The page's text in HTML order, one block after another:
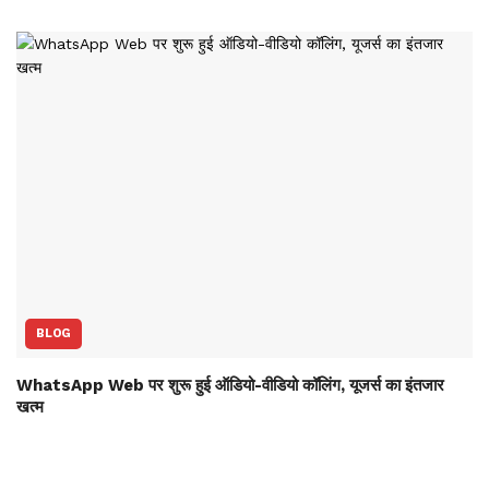
BLOG
WhatsApp Web पर शुरू हुई ऑडियो-वीडियो कॉलिंग, यूजर्स का इंतजार
खत्म